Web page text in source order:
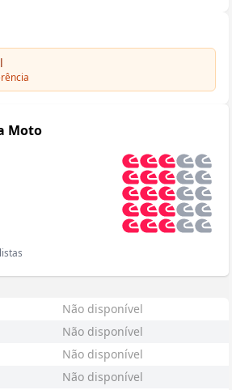
Moto
Não disponível
Não disponível
Não disponível
Não disponível